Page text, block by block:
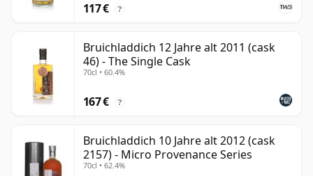
117 € ?
Bruichladdich 12 Jahre alt 2011 (cask
46) - The Single Cask
70cl • 60.4%
167 € ?
Bruichladdich 10 Jahre alt 2012 (cask
2157) - Micro Provenance Series
70cl • 62.4%